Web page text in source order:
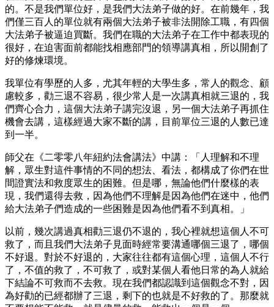
的。不是我們單位好，是我們大法弟子做的好。在前幾年，我
們僅三百人的單位就有兩個大法弟子被非法開除工職，有四個
大法弟子被逼迫買斷。我們在職的大法弟子在工作中都表現的
很好，在迫害面前都能找相應部門的領導講真相，所以開創了
好的修煉環境。
我單位有學歷的人多，尤其年輕的大學生多，常人的觀念、顧
慮較多，勸三退不容易，很少常人是一次講真相就三退的，我
們齊心合力，這個大法弟子講完沒退，另一個大法弟子再抓住
機會去講，這樣經過大家不斷的講，目前單位三退的人數已達
到一半。
師父在《二零零八年紐約法會講法》中講：「人理解和不理
解，眾生對這件事情的不同的想法、看法，都構成了你們在世
間證實法和救度眾生的困難。但是哪，無論他們什麼樣的表
現，我們還得去救，因為他們不理解是因為他們在迷中，他們
給大法弟子們造成的一些困難是因為他們看不到真相。」
以前，幾次講過真相勸三退仍不退的，我心裡就想這個人不可
救了，而且我們大法弟子見面時經常要溝通哪個三退了，哪個
不好退。對於不好退的，大家往往都有這個心理，這個人不行
了，不值的救了，不可救了，或對某個人看他日常的為人就給
下結論不可救而不去救。現在我們都認識到這個觀念不對，因
為好勸的已經都辦了三退，剩下的也就是不好救的了。那麼就